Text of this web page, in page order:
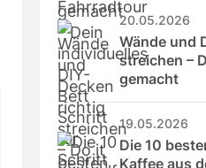
20.05.2026
Wände und
streichen –
gemacht
19.05.2026
Die 10
Kaffee aus